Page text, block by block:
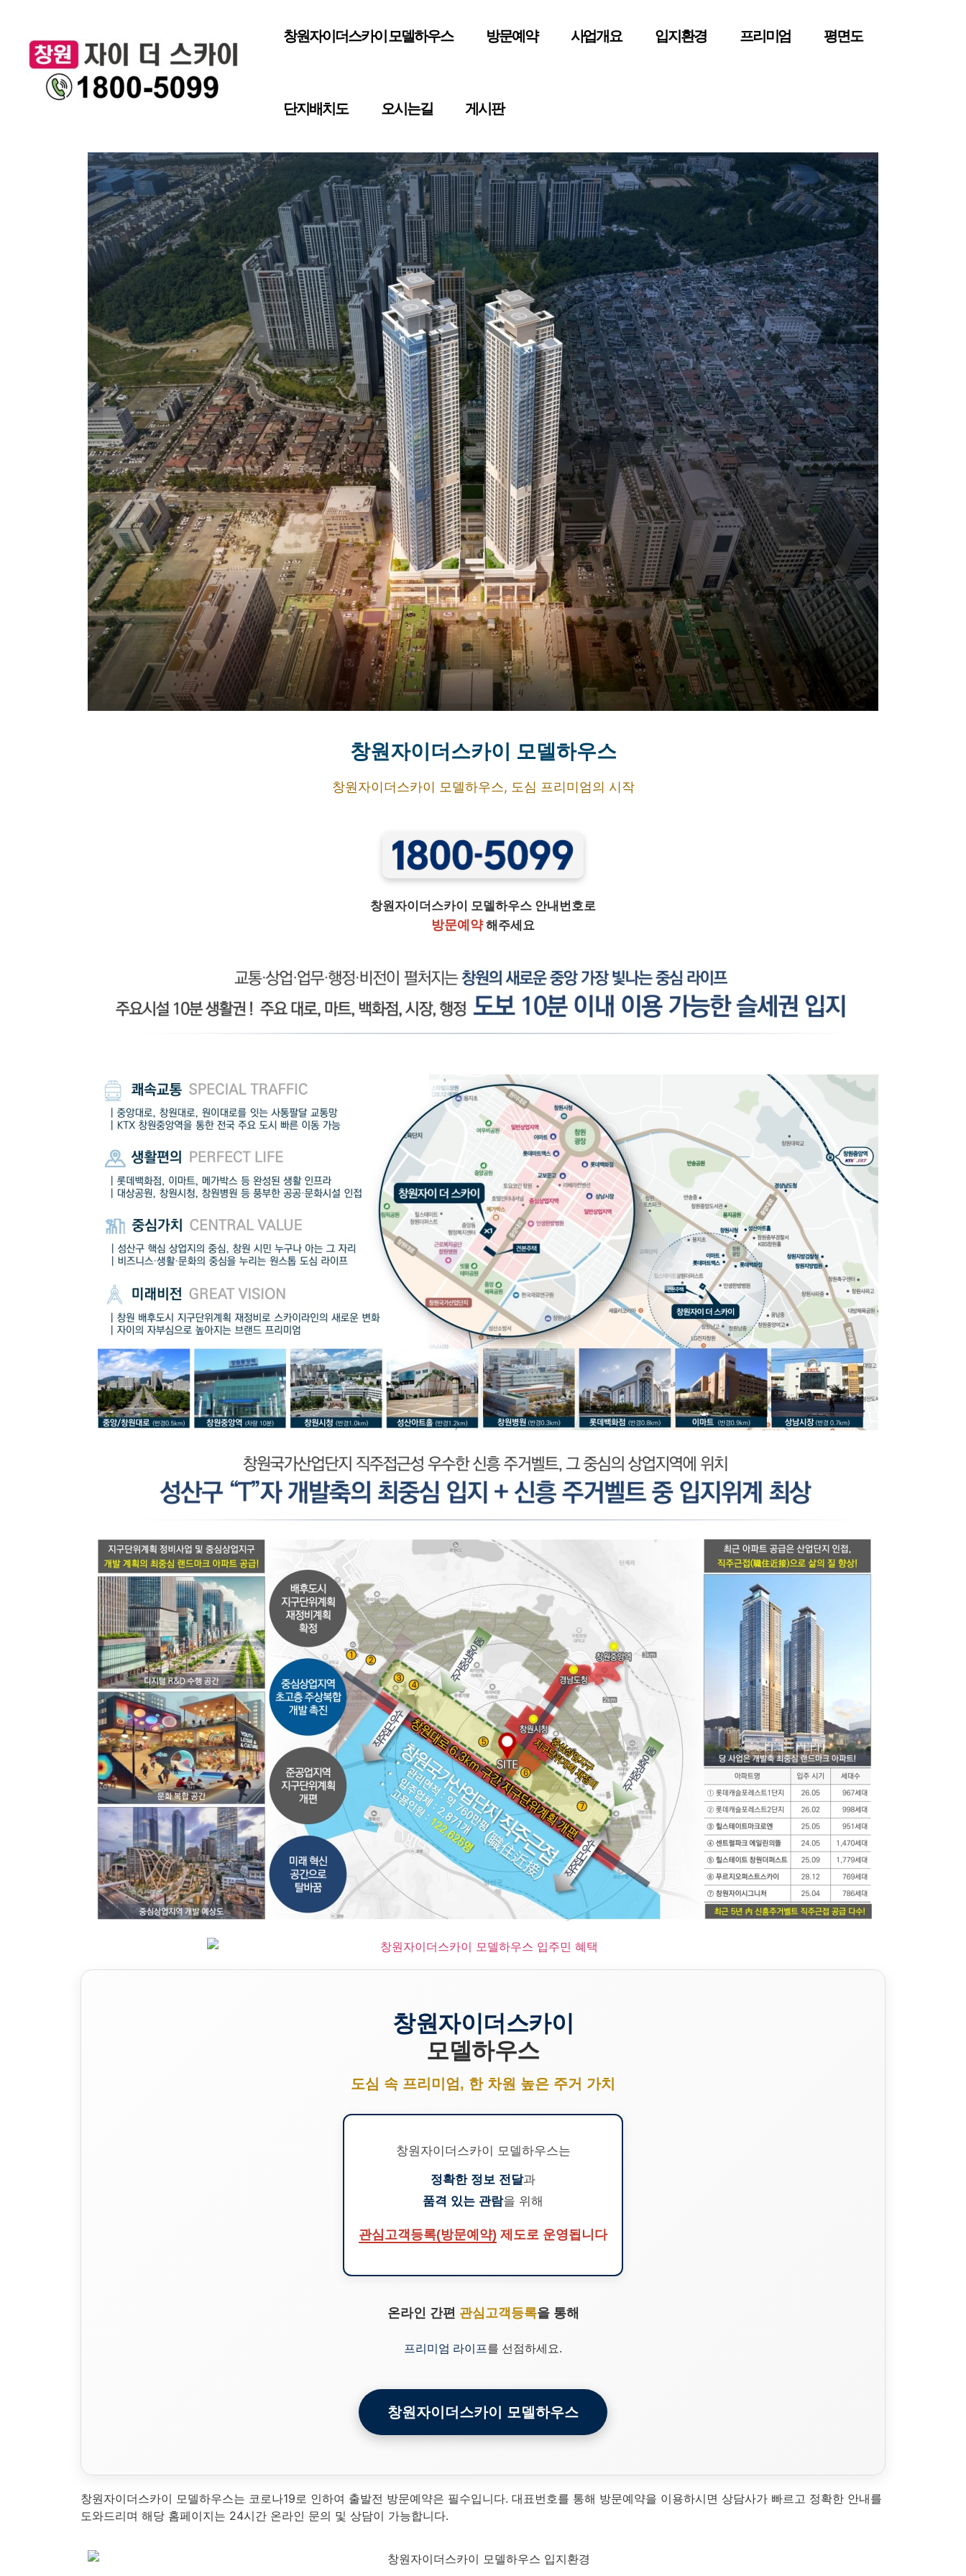
창원자이더스카이 모델하우스 방문예약 사업개요 입지환경 프리미엄 평면도
단지배치도 오시는길 게시판
창원자이더스카이 모델하우스
창원자이더스카이 모델하우스, 도심 프리미엄의 시작
창원자이더스카이 모델하우스 안내번호로
방문예약해주세요
창원자이더스카이
모델하우스
도심 속 프리미엄, 한 차원 높은 주거 가치
창원자이더스카이 모델하우스는
정확한 정보 전달과
품격 있는 관람을 위해
관심고객등록(방문예약) 제도로 운영됩니다
온라인 간편 관심고객등록을 통해
프리미엄 라이프를 선점하세요.
창원자이더스카이 모델하우스
창원자이더스카이 모델하우스는 코로나19로 인하여 출발전 방문예약은 필수입니다. 대표번호를 통해 방문예약을 이용하시면 상담사가 빠르고 정확한 안내를
도와드리며 해당 홈페이지는 24시간 온라인 문의 및 상담이 가능합니다.